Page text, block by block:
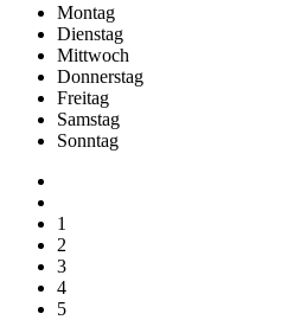
Montag
Dienstag
Mittwoch
Donnerstag
Freitag
Samstag
Sonntag
1
2
3
4
5